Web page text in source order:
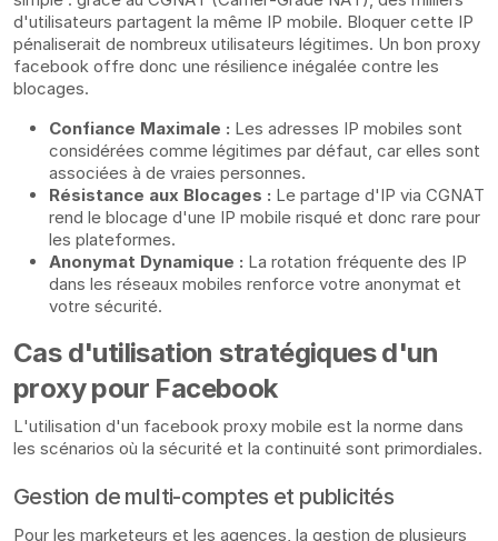
d'utilisateurs partagent la même IP mobile. Bloquer cette IP
pénaliserait de nombreux utilisateurs légitimes. Un bon proxy
facebook offre donc une résilience inégalée contre les
blocages.
Confiance Maximale : Les adresses IP mobiles sont
considérées comme légitimes par défaut, car elles sont
associées à de vraies personnes.
Résistance aux Blocages : Le partage d'IP via CGNAT
rend le blocage d'une IP mobile risqué et donc rare pour
les plateformes.
Anonymat Dynamique : La rotation fréquente des IP
dans les réseaux mobiles renforce votre anonymat et
votre sécurité.
Cas d'utilisation stratégiques d'un
proxy pour Facebook
L'utilisation d'un facebook proxy mobile est la norme dans
les scénarios où la sécurité et la continuité sont primordiales.
Gestion de multi-comptes et publicités
Pour les marketeurs et les agences, la gestion de plusieurs